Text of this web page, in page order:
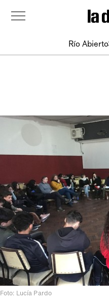
Río Abierto
Foto: Lucía Pardo